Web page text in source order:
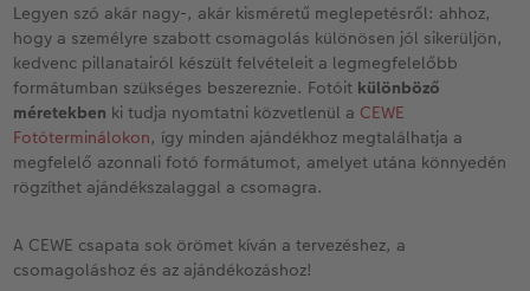
Legyen szó akár nagy-, akár kisméretű meglepetésről: ahhoz,
hogy a személyre szabott csomagolás különösen jól sikerüljön,
kedvenc pillanatairól készült felvételeit a legmegfelelőbb
formátumban szükséges beszereznie. Fotóit különböző
méretekben ki tudja nyomtatni közvetlenül a CEWE
Fotóterminálokon, így minden ajándékhoz megtalálhatja a
megfelelő azonnali fotó formátumot, amelyet utána könnyedén
rögzíthet ajándékszalaggal a csomagra.
A CEWE csapata sok örömet kíván a tervezéshez, a
csomagoláshoz és az ajándékozáshoz!